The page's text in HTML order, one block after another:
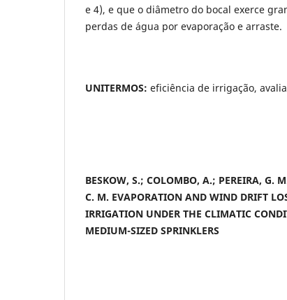
e 4), e que o diâmetro do bocal exerce
perdas de água por evaporação e arraste.
UNITERMOS: eficiência de irrigação,
BESKOW, S.; COLOMBO, A.; PEREIRA, G.
C. M. EVAPORATION AND WIND DRIFT
IRRIGATION UNDER THE CLIMATIC
MEDIUM-SIZED SPRINKLERS